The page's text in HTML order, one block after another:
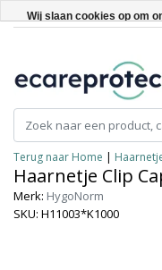
Terug naar Home |
Haarnetje Clip
Merk: HygoNorm
SKU: H11003*K1000
Wij slaan cookies op om